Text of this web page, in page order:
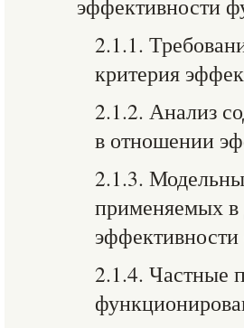
эффективности
2.1.1.
критерия
2.1.2. Анализ
в отношении
2.1.3.
применяемых в
2.1.4. Частные